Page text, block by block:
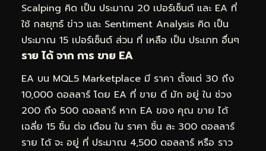
Scalping คิด เป็น ประมาณ 20 เปอร์เซ็นต์ และ EA ที่
ใช้ กลยุทธ์ ข่าว และ Sentiment Analysis คิด เป็น
ประมาณ 15 เปอร์เซ็นต์ ส่วน ที่ เหลือ เป็น ประเภท อื่นๆ
ราย ได้ จาก การ ขาย EA
EA บน MQL5 Marketplace มี ราคา ตั้งแต่ 30 ถึง
10,000 ดอลลาร์ โดย EA ที่ ขาย ดี มัก อยู่ ใน ช่วง
200 ถึง 500 ดอลลาร์ หาก EA ของ คุณ ขาย ได้
เฉลี่ย 15 ชิ้น ต่อ เดือน ใน ราคา ชิ้น ละ 300 ดอลลาร์
ราย ได้ จะ อยู่ ที่ ประมาณ 4,500 ดอลลาร์ หรือ ราว